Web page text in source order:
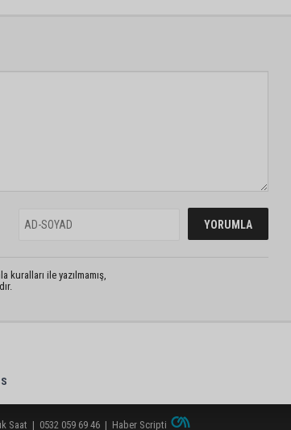
ile yazılmamış,
Saat | 0532 059 69 46 | Haber Scripti